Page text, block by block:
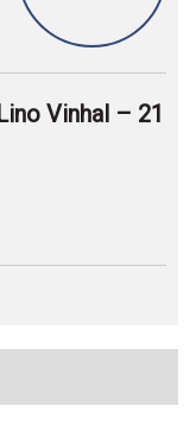
Vinhal – 21